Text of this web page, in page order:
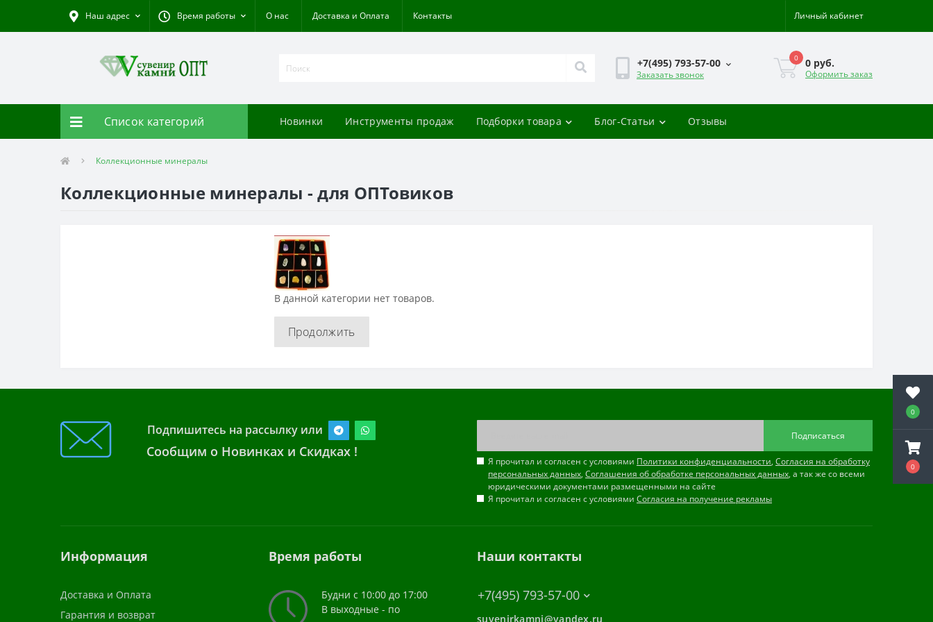
0
0
Наш адрес Время работы О нас Доставка и Оплата Контакты Личный кабинет
+7(495) 793-57-00
Заказать звонок
0 0 руб.
Оформить заказ
Список категорий Новинки Инструменты продаж Подборки товара Блог-Статьи Отзывы
Коллекционные минералы
Коллекционные минералы - для ОПТовиков
В данной категории нет товаров.
Продолжить
Подпишитесь на рассылку или
Сообщим о Новинках и Скидках !
Подписаться
Я прочитал и согласен с условиями Политики конфиденциальности, Согласия на обработку
персональных данных, Соглашения об обработке персональных данных, а так же со всеми
юридическими документами размещенными на сайте
Я прочитал и согласен с условиями Согласия на получение рекламы
Информация
Доставка и Оплата
Гарантия и возврат
Время работы
Будни с 10:00 до 17:00
В выходные - по
Наши контакты
+7(495) 793-57-00
suvenirkamni@yandex.ru